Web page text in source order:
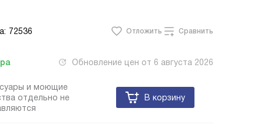
72536 Отложить Сравнить
Обновление цен от 6 августа 2026
и моющие
отдельно не
В корзину